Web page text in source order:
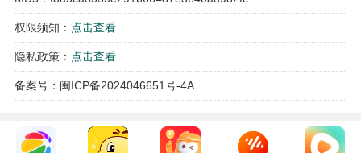
权限须知： 点击查看
隐私政策： 点击查看
备案号：闽ICP备2024046651号-4A